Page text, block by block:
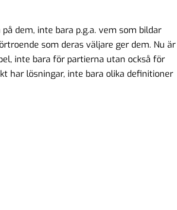
dem, inte bara p.g.a. vem som bildar
som deras väljare ger dem. Nu är
inte bara för partierna utan också för
har lösningar, inte bara olika definitioner